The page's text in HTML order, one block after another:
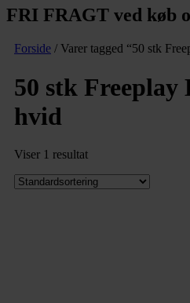
FRI FRAGT ved køb
Forside / Varer tagged “50 stk
50 stk Freeplay
hvid
Viser 1 resultat